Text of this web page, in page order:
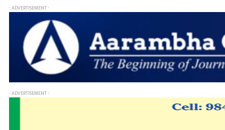
- ADVERTISEMENT -
- ADVERTISEMENT -